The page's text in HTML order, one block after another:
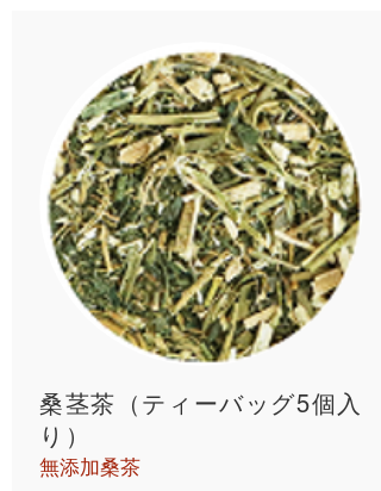
桑茎茶（ティーバッグ5個入
り）
無添加桑茶